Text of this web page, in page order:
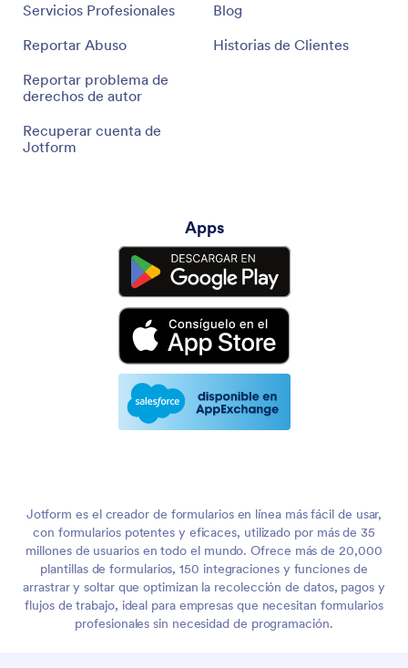
Servicios Profesionales
Reportar Abuso
Reportar problema de
derechos de autor
Recuperar cuenta de
Jotform
Blog
Historias de Clientes
Apps
Jotform es el creador de formularios en línea más fácil de usar,
con formularios potentes y eficaces, utilizado por más de 35
millones de usuarios en todo el mundo. Ofrece más de 20,000
plantillas de formularios, 150 integraciones y funciones de
arrastrar y soltar que optimizan la recolección de datos, pagos y
flujos de trabajo, ideal para empresas que necesitan formularios
profesionales sin necesidad de programación.